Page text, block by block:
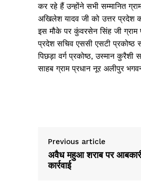
कर रहे हैं उन्होंने सभी सम्मानित
अखिलेश यादव जी को उत्तर प्रदेश
इस मौके पर कुंवरसेन सिंह जी ग्राम
प्रदेश सचिव एससी एसटी प्रकोष्ठ
पिछड़ा वर्ग प्रकोष्ठ, उस्मान
साहब ग्राम प्रधान नूर अलीपुर
Previous article
अवैध महुआ शराब पर आबकारी
कार्रवाई